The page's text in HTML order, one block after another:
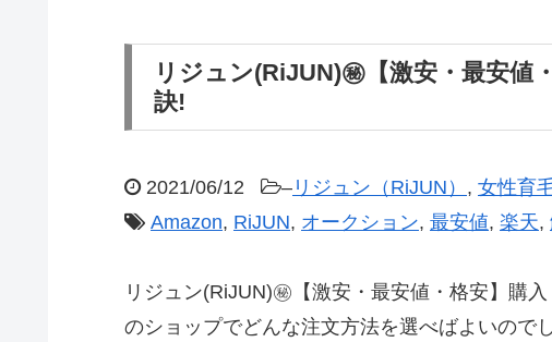
リジュン(RiJUN)㊙【激安・最安値
訣!
2021/06/12 – リジュン（RiJUN） , 女性育
Amazon, RiJUN, オークション, 最安値, 楽天,
リジュン(RiJUN)㊙【激安・最安値・格安】購
のショップでどんな注文方法を選べばよいので